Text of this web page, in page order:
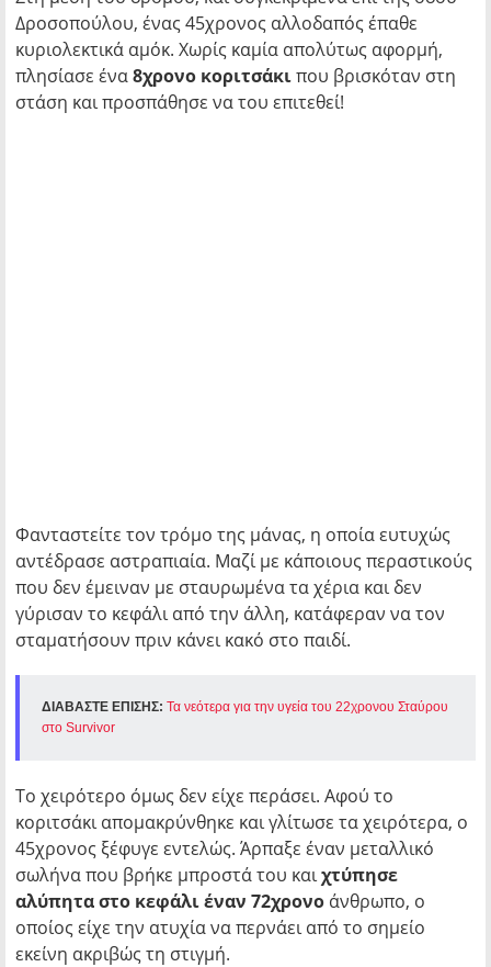
Δροσοπούλου, ένας 45χρονος αλλοδαπός έπαθε
κυριολεκτικά αμόκ. Χωρίς καμία απολύτως αφορμή,
πλησίασε ένα8χρονο κοριτσάκιπου βρισκόταν στη
στάση και προσπάθησε να του επιτεθεί!
Φανταστείτε τον τρόμο της μάνας, η οποία ευτυχώς
αντέδρασε αστραπιαία. Μαζί με κάποιους περαστικούς
που δεν έμειναν με σταυρωμένα τα χέρια και δεν
γύρισαν το κεφάλι από την άλλη, κατάφεραν να τον
σταματήσουν πριν κάνει κακό στο παιδί.
ΔΙΑΒΑΣΤΕ ΕΠΙΣΗΣ: Τα νεότερα για την υγεία του 22χρονου Σταύρου
στο Survivor
Το χειρότερο όμως δεν είχε περάσει. Αφού το
κοριτσάκι απομακρύνθηκε και γλίτωσε τα χειρότερα, ο
45χρονος ξέφυγε εντελώς. Άρπαξε έναν μεταλλικό
σωλήνα που βρήκε μπροστά του καιχτύπησε
αλύπητα στο κεφάλι έναν 72χρονο άνθρωπο, ο
οποίος είχε την ατυχία να περνάει από το σημείο
εκείνη ακριβώς τη στιγμή.